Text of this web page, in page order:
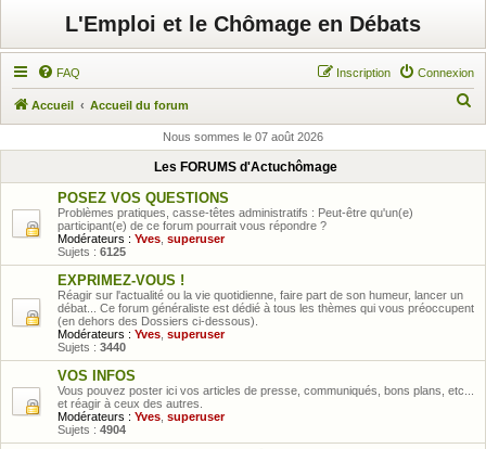
L'Emploi et le Chômage en Débats
FAQ Connexion
Inscription
Accueil Accueil du forum
h
e
Nous sommes le 07 août 2026
Les FORUMS d'Actuchômage
POSEZ VOS QUESTIONS
Problèmes pratiques, casse-têtes administratifs : Peut-être qu'un(e)
participant(e) de ce forum pourrait vous répondre ?
Modérateurs : Yves superuser
Sujets : 6125
EXPRIMEZ-VOUS !
Réagir sur l'actualité ou la vie quotidienne, faire part de son humeur, lancer un
débat... Ce forum généraliste est dédié à tous les thèmes qui vous préoccupent
(en dehors des Dossiers ci-dessous).
Modérateurs : Yves superuser
Sujets : 3440
VOS INFOS
Vous pouvez poster ici vos articles de presse, communiqués, bons plans, etc...
et réagir à ceux des autres.
Modérateurs : Yves superuser
Sujets : 4904